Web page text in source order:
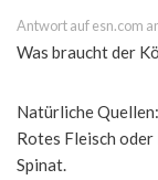
Antwort auf esn.com
Was braucht der
Natürliche Quellen:
Rotes Fleisch oder
Spinat.